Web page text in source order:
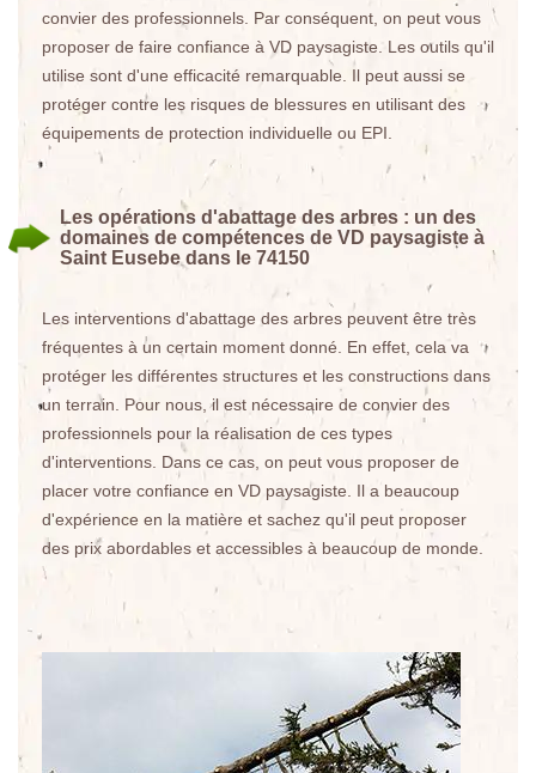
convier des professionnels. Par conséquent, on peut vous
proposer de faire confiance à VD paysagiste. Les outils qu'il
utilise sont d'une efficacité remarquable. Il peut aussi se
protéger contre les risques de blessures en utilisant des
équipements de protection individuelle ou EPI.
Les opérations d'abattage des arbres : un des
domaines de compétences de VD paysagiste à
Saint Eusebe dans le 74150
Les interventions d'abattage des arbres peuvent être très
fréquentes à un certain moment donné. En effet, cela va
protéger les différentes structures et les constructions dans
un terrain. Pour nous, il est nécessaire de convier des
professionnels pour la réalisation de ces types
d'interventions. Dans ce cas, on peut vous proposer de
placer votre confiance en VD paysagiste. Il a beaucoup
d'expérience en la matière et sachez qu'il peut proposer
des prix abordables et accessibles à beaucoup de monde.